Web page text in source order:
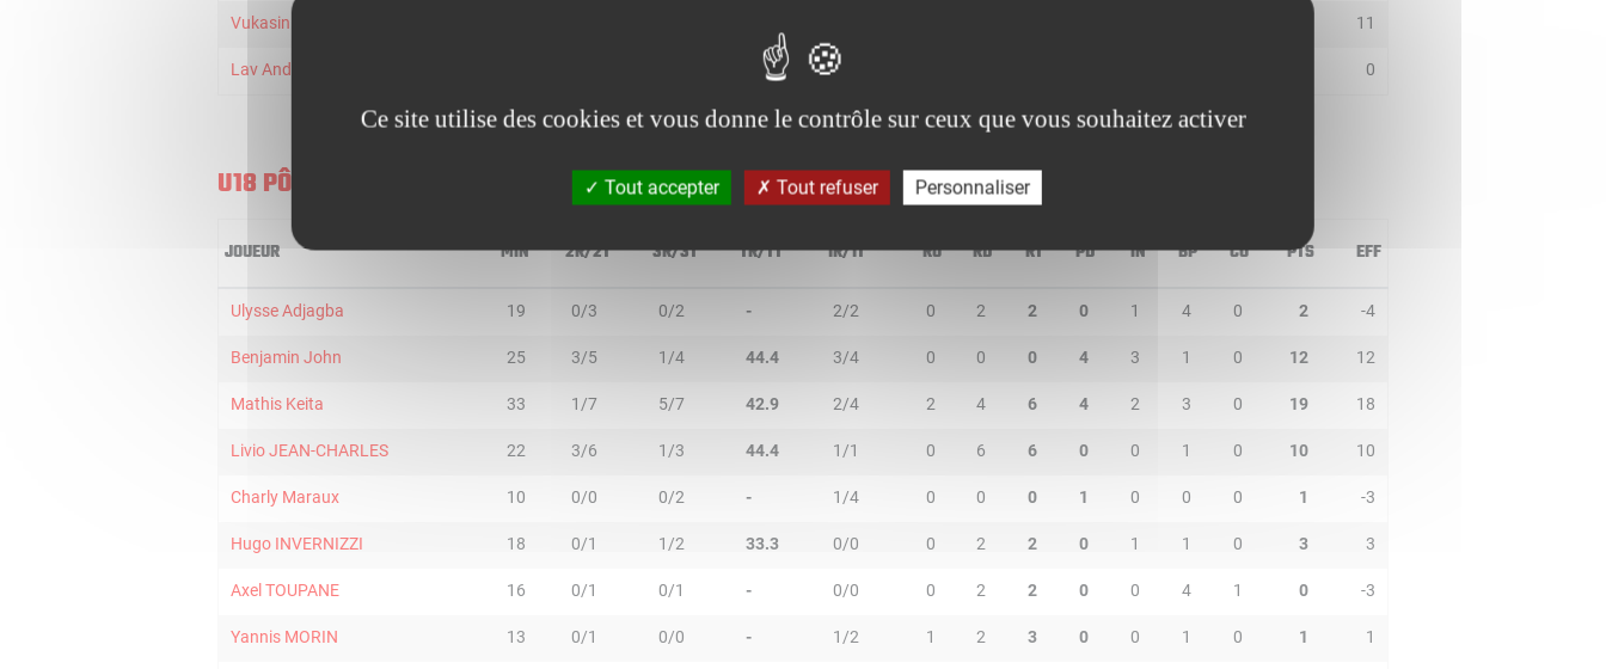
Vukasin Vujovic 11
Lav Andrejic 0
U18 PÔLE FRANCE
JOUEUR MIN 2R/2T 3R/3T TR/TT 1R/1T RO RD RT PD IN BP CO PTS EFF
Ulysse Adjagba 19 0/3 0/2 - 2/2 0 2 2 0 1 4 0 2 -4
Benjamin John 25 3/5 1/4 44.4 3/4 0 0 0 4 3 1 0 12 12
Mathis Keita 33 1/7 5/7 42.9 2/4 2 4 6 4 2 3 0 19 18
Livio JEAN-CHARLES 22 3/6 1/3 44.4 1/1 0 6 6 0 0 1 0 10 10
Charly Maraux 10 0/0 0/2 - 1/4 0 0 0 1 0 0 0 1 -3
Hugo INVERNIZZI 18 0/1 1/2 33.3 0/0 0 2 2 0 1 1 0 3 3
Axel TOUPANE 16 0/1 0/1 - 0/0 0 2 2 0 0 4 1 0 -3
Yannis MORIN 13 0/1 0/0 - 1/2 1 2 3 0 0 1 0 1 1
Ce site utilise des cookies et vous donne le contrôle sur ceux que vous souhaitez activer
Tout accepter Tout refuser Personnaliser